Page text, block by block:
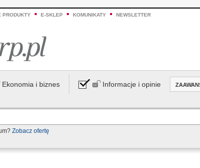
PRODUKTY E-SKLEP KOMUNIKATY NEWSLETTER
Ekonomia i biznes Informacje i opinie
Zobacz ofertę